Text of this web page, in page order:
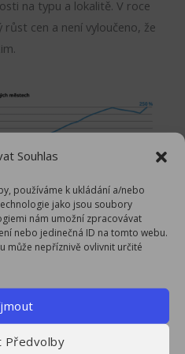
Souhlas
používáme k ukládání a/nebo
jako jsou soubory
nám umožní zpracovávat
nebo jedinečná ID na tomto webu.
může nepříznivě ovlivnit určité
Předvolby
na typu a lokalitě. V roce
cen a není vyloučeno, že
ovlivňuje?
vlastnictví
5 až 10 % levnější než
vlastnictví.